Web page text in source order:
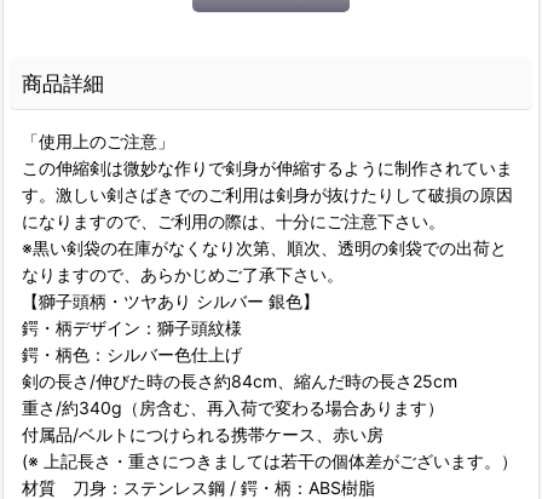
商品詳細
「使用上のご注意」
この伸縮剣は微妙な作りで剣身が伸縮するように制作されていま
す。激しい剣さばきでのご利用は剣身が抜けたりして破損の原因
になりますので、ご利用の際は、十分にご注意下さい。
※黒い剣袋の在庫がなくなり次第、順次、透明の剣袋での出荷と
なりますので、あらかじめご了承下さい。
【獅子頭柄・ツヤあり シルバー 銀色】
鍔・柄デザイン：獅子頭紋様
鍔・柄色：シルバー色仕上げ
剣の長さ/伸びた時の長さ約84cm、縮んだ時の長さ25cm
重さ/約340g（房含む、再入荷で変わる場合あります）
付属品/ベルトにつけられる携帯ケース、赤い房
(※ 上記長さ・重さにつきましては若干の個体差がございます。）
材質 刀身：ステンレス鋼 / 鍔・柄：ABS樹脂